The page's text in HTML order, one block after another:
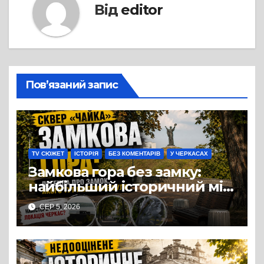
Від editor
Пов’язаний запис
TV СЮЖЕТ ІСТОРІЯ БЕЗ КОМЕНТАРІВ У ЧЕРКАСАХ
Замкова гора без замку:
найбільший історичний міф
Черкас
СЕР 5, 2026